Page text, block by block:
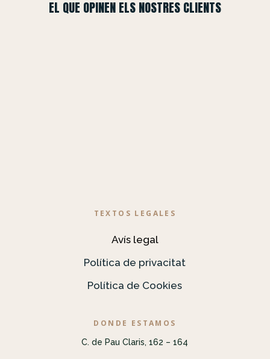
EL QUE OPINEN ELS NOSTRES CLIENTS
TEXTOS LEGALES
Avís legal
Política de privacitat
Política de Cookies
DONDE ESTAMOS
C. de Pau Claris, 162 – 164